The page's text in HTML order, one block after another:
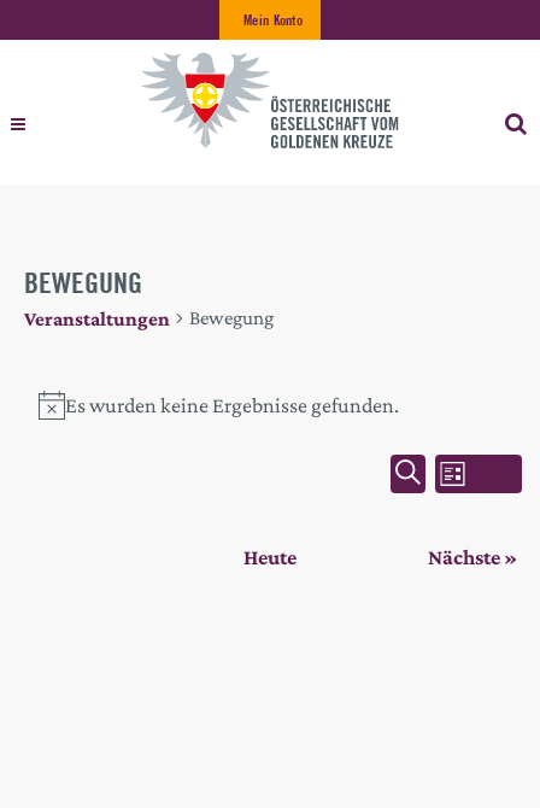
Mein Konto
BEWEGUNG
Veranstaltungen Bewegung
VERANSTALTUNGEN
Hinweis
Es wurden keine Ergebnisse gefunden.
Suche
Liste
Heute Nächste